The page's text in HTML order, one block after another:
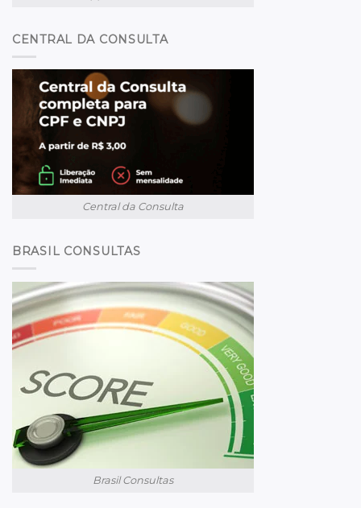
CENTRAL DA CONSULTA
Central da Consulta
BRASIL CONSULTAS
Brasil Consultas